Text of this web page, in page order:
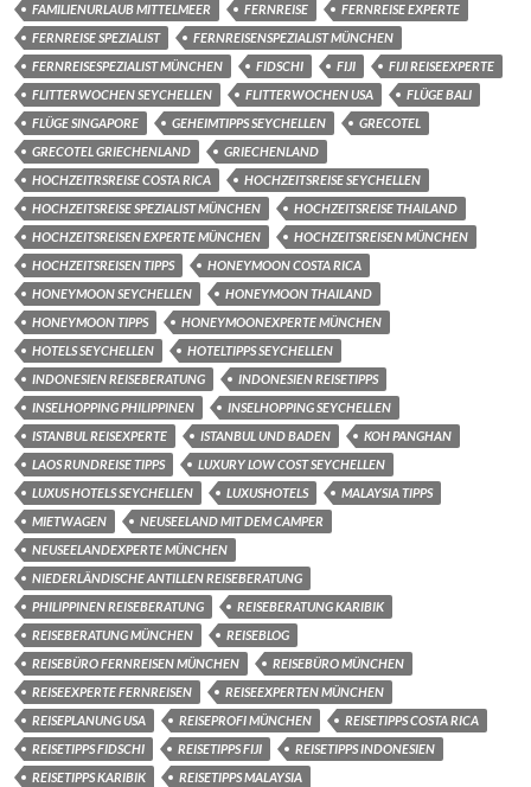
FAMILIENURLAUB MITTELMEER
FERNREISE
FERNREISE EXPERTE
FERNREISE SPEZIALIST
FERNREISENSPEZIALIST MÜNCHEN
FERNREISESPEZIALIST MÜNCHEN
FIDSCHI FIJI
FIJI REISEEXPERTE
FLITTERWOCHEN SEYCHELLEN
FLITTERWOCHEN USA
FLÜGE BALI
FLÜGE SINGAPORE
GEHEIMTIPPS SEYCHELLEN
GRECOTEL
GRECOTEL GRIECHENLAND
GRIECHENLAND
HOCHZEITRSREISE COSTA RICA
HOCHZEITSREISE SEYCHELLEN
HOCHZEITSREISE SPEZIALIST MÜNCHEN
HOCHZEITSREISE THAILAND
HOCHZEITSREISEN EXPERTE MÜNCHEN
HOCHZEITSREISEN MÜNCHEN
HOCHZEITSREISEN TIPPS
HONEYMOON COSTA RICA
HONEYMOON SEYCHELLEN
HONEYMOON THAILAND
HONEYMOON TIPPS
HONEYMOONEXPERTE MÜNCHEN
HOTELS SEYCHELLEN
HOTELTIPPS SEYCHELLEN
INDONESIEN REISEBERATUNG
INDONESIEN REISETIPPS
INSELHOPPING PHILIPPINEN
INSELHOPPING SEYCHELLEN
ISTANBUL REISEXPERTE
ISTANBUL UND BADEN
KOH PANGHAN
LAOS RUNDREISE TIPPS
LUXURY LOW COST SEYCHELLEN
LUXUS HOTELS SEYCHELLEN
LUXUSHOTELS
MALAYSIA TIPPS
MIETWAGEN
NEUSEELAND MIT DEM CAMPER
NEUSEELANDEXPERTE MÜNCHEN
NIEDERLÄNDISCHE ANTILLEN REISEBERATUNG
PHILIPPINEN REISEBERATUNG
REISEBERATUNG KARIBIK
REISEBERATUNG MÜNCHEN
REISEBLOG
REISEBÜRO FERNREISEN MÜNCHEN
REISEBÜRO MÜNCHEN
REISEEXPERTE FERNREISEN
REISEEXPERTEN MÜNCHEN
REISEPLANUNG USA
REISEPROFI MÜNCHEN
REISETIPPS COSTA RICA
REISETIPPS FIDSCHI
REISETIPPS FIJI
REISETIPPS INDONESIEN
REISETIPPS KARIBIK
REISETIPPS MALAYSIA